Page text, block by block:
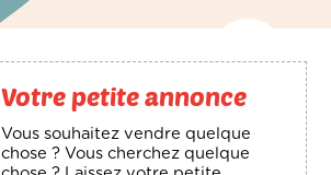
Votre petite annonce
Vous souhaitez vendre quelque
chose ? Vous cherchez quelque